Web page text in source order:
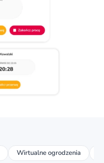
Wirtualne ogrodzenia